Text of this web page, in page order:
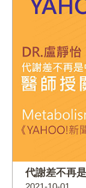
代謝差不再